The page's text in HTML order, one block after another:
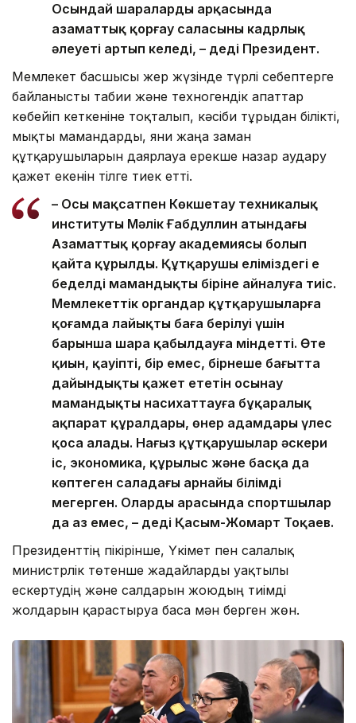
Осындай шаралардың арқасында
азаматтық қорғау саласының кадрлық
әлеуеті артып келеді, – деді Президент.
Мемлекет басшысы жер жүзінде түрлі себептерге
байланысты табиғи және техногендік апаттар
көбейіп кеткеніне тоқталып, кәсіби тұрғыдан білікті,
мықты мамандарды, яғни жаңа заман
құтқарушыларын даярлауға ерекше назар аудару
қажет екенін тілге тиек етті.
– Осы мақсатпен Көкшетау техникалық
институты Мәлік Ғабдуллин атындағы
Азаматтық қорғау академиясы болып
қайта құрылды. Құтқарушы еліміздегі ең
беделді мамандықтың біріне айналуға тиіс.
Мемлекеттік органдар құтқарушыларға
қоғамда лайықты баға берілуі үшін
барынша шара қабылдауға міндетті. Өте
қиын, қауіпті, бір емес, бірнеше бағытта
дайындықты қажет ететін осынау
мамандықты насихаттауға бұқаралық
ақпарат құралдары, өнер адамдары үлес
қоса алады. Нағыз құтқарушылар әскери
іс, экономика, құрылыс және басқа да
көптеген саладағы арнайы білімді
меңгерген. Олардың арасында спортшылар
да аз емес, – деді Қасым-Жомарт Тоқаев.
Президенттің пікірінше, Үкімет пен салалық
министрлік төтенше жағдайларды уақтылы
ескертудің және салдарын жоюдың тиімді
жолдарын қарастыруға баса мән берген жөн.